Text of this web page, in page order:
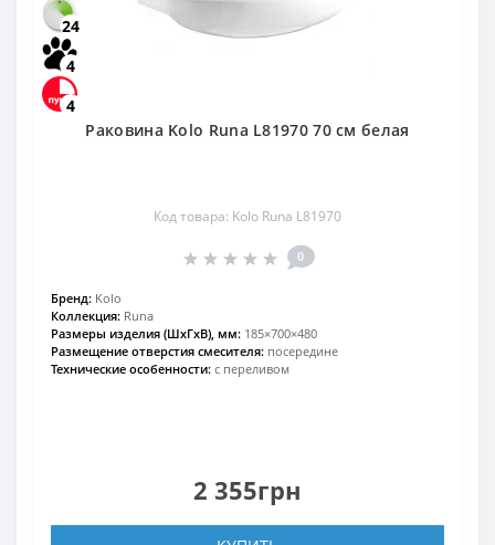
24
4
4
Раковина Kolo Runa L81970 70 см белая
Код товара: Kolo Runa L81970
0
Бренд: Kolo
Коллекция: Runa
Размеры изделия (ШхГхВ), мм: 185×700×480
Размещение отверстия смесителя: посередине
Технические особенности: с переливом
2 355грн